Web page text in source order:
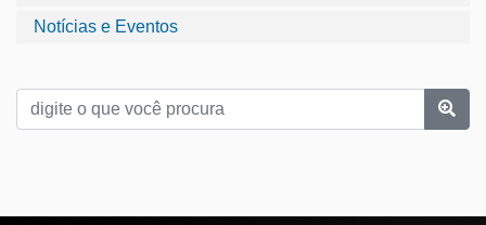
Notícias e Eventos